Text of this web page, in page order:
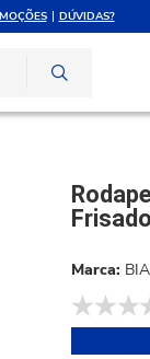
DÚVIDAS?